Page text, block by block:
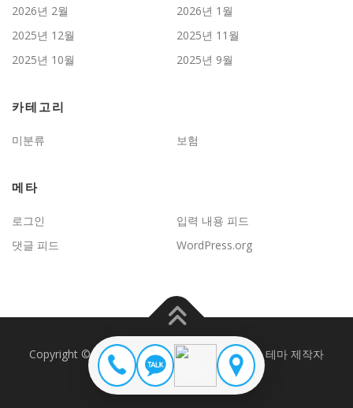
2026년 2월
2026년 1월
2025년 12월
2025년 11월
2025년 10월
2025년 9월
카테고리
미분류 보험
메타
로그인
입력 내용 피드
댓글 피드
WordPress.org
Copyright © 2026 JD보험문제연구 OnePress테마 제작자
FameThemes